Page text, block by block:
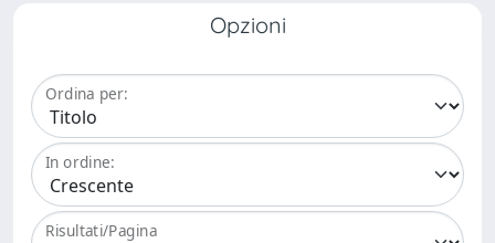
Opzioni
Ordina per:
In ordine:
Risultati/Pagina